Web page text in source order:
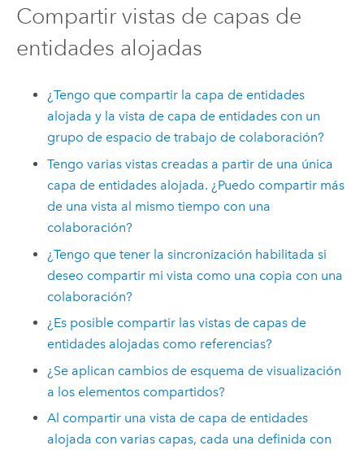
Compartir vistas de capas de
entidades alojadas
¿Tengo que compartir la capa de entidades
alojada y la vista de capa de entidades con un
grupo de espacio de trabajo de colaboración?
Tengo varias vistas creadas a partir de una única
capa de entidades alojada. ¿Puedo compartir más
de una vista al mismo tiempo con una
colaboración?
¿Tengo que tener la sincronización habilitada si
deseo compartir mi vista como una copia con una
colaboración?
¿Es posible compartir las vistas de capas de
entidades alojadas como referencias?
¿Se aplican cambios de esquema de visualización
a los elementos compartidos?
Al compartir una vista de capa de entidades
alojada con varias capas, cada una definida con